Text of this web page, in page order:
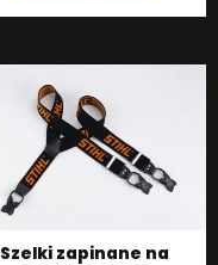
Szelki zapinane na